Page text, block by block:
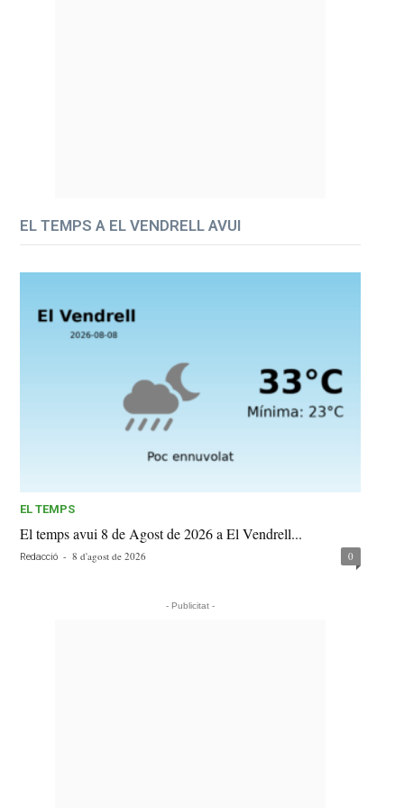
EL TEMPS A EL VENDRELL AVUI
EL TEMPS
El temps avui 8 de Agost de 2026 a El Vendrell...
Redacció - 8 d'agost de 2026 0
- Publicitat -